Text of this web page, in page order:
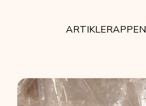
ARTIKLERAPPEN